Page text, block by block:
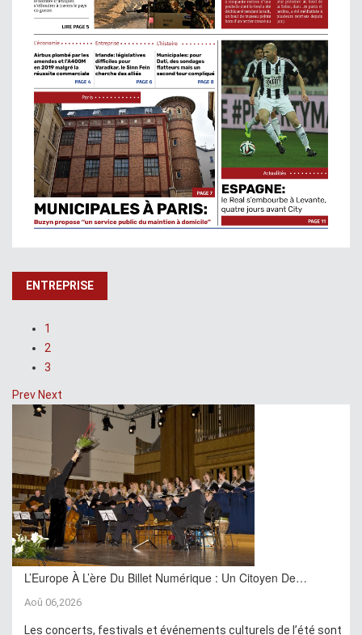
ENTREPRISE
1
2
3
Prev Next
L’Europe À L’ère Du Billet Numérique : Un Citoyen De…
Aoû 06,2026
Les concerts, festivals et événements culturels de l’été sont